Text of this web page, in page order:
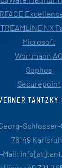
NX
Microsoft
Wortmann AG
Sophos
Securepoint
TANTZKY
Schlosser-
76149
Mail: